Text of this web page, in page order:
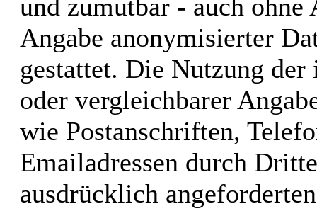
und zumutbar - auch ohne
Angabe anonymisierter
gestattet. Die Nutzung der
oder vergleichbarer
wie Postanschriften,
Emailadressen durch
ausdrücklich